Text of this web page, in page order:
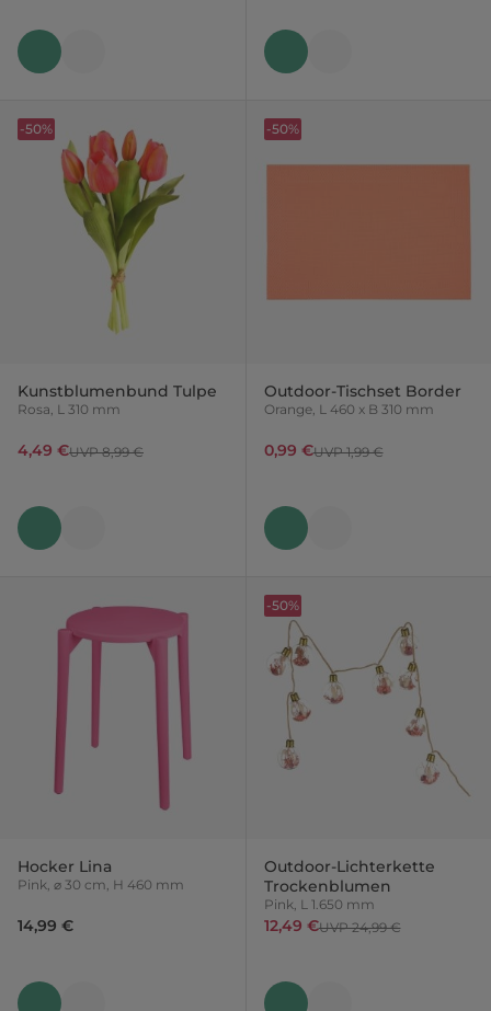
Kunstblumenbund Tulpe
Rosa, L 310 mm
4,49 €UVP 8,99 €
-50%
Outdoor-Tischset Border
Orange, L 460 x B 310 mm
0,99 €UVP 1,99 €
-50%
Hocker Lina
Pink, ⌀ 30 cm, H 460 mm
14,99 €
Outdoor-Lichterkette
Trockenblumen
Pink, L 1.650 mm
12,49 €UVP 24,99 €
-50%